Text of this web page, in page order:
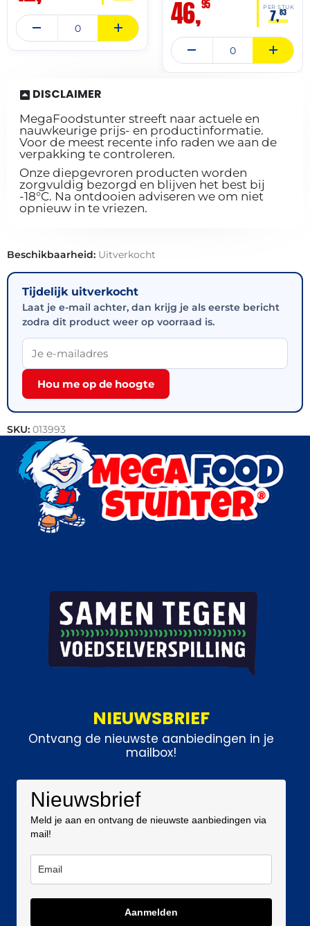
46,95 PER STUK
7,83
DISCLAIMER
MegaFoodstunter streeft naar actuele en
nauwkeurige prijs- en productinformatie.
Voor de meest recente info raden we aan de
verpakking te controleren.
Onze diepgevroren producten worden
zorgvuldig bezorgd en blijven het best bij
-18°C. Na ontdooien adviseren we om niet
opnieuw in te vriezen.
Beschikbaarheid: Uitverkocht
Tijdelijk uitverkocht
Laat je e-mail achter, dan krijg je als eerste bericht
zodra dit product weer op voorraad is.
Hou me op de hoogte
SKU: 013993
Categorieën:Outlet
NIEUWSBRIEF
Ontvang de nieuwste aanbiedingen in je
mailbox!
Nieuwsbrief
Meld je aan en ontvang de nieuwste aanbiedingen via
mail!
Aanmelden